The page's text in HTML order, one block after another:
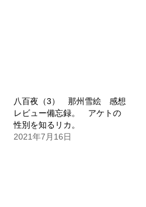
八百夜（3） 那州雪絵 感想
レビュー備忘録。 アケトの
性別を知るリカ。
2021年7月16日